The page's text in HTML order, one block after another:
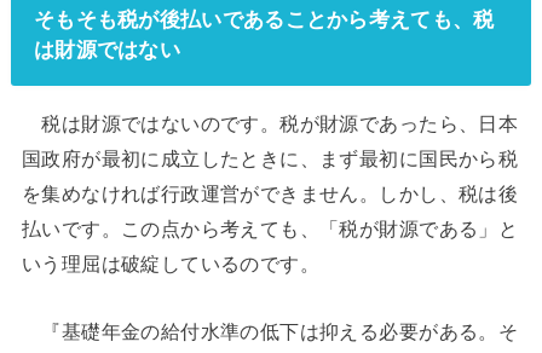
そもそも税が後払いであることから考えても、税
は財源ではない
税は財源ではないのです。税が財源であったら、日本
国政府が最初に成立したときに、まず最初に国民から税
を集めなければ行政運営ができません。しかし、税は後
払いです。この点から考えても、「税が財源である」と
いう理屈は破綻しているのです。
『基礎年金の給付水準の低下は抑える必要がある。そ